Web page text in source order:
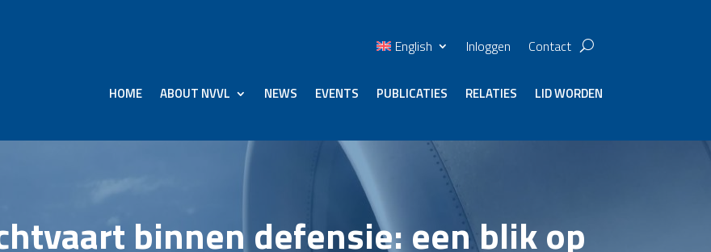
English Inloggen Contact
HOME ABOUT NVVL NEWS EVENTS PUBLICATIES RELATIES LID WORDEN
binnen defensie: een blik op